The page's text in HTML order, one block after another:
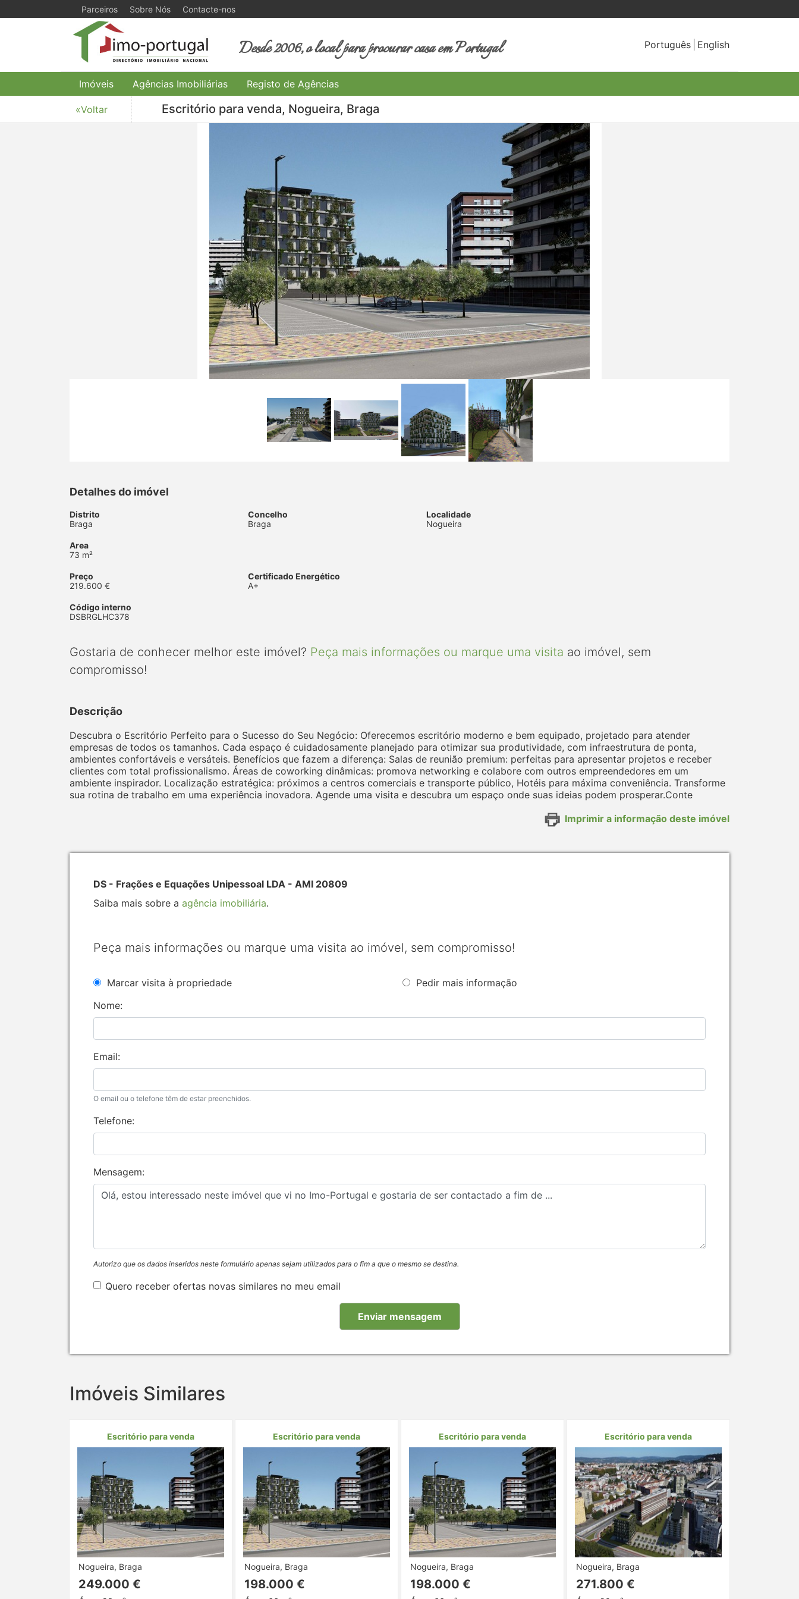
Parceiros Sobre Nós Contacte-nos
Desde 2006, o local para procurar casa em Portugal Português English
Imóveis Agências Imobiliárias Registo de Agências
«Voltar Escritório para venda, Nogueira, Braga
Detalhes do imóvel
Distrito
Braga
Concelho
Braga
Localidade
Nogueira
Area
73 m²
Preço
219.600 €
Certificado Energético
A+
Código interno
DSBRGLHC378
Gostaria de conhecer melhor este imóvel? Peça mais informações ou marque uma visita ao imóvel, sem
compromisso!
Descrição
Descubra o Escritório Perfeito para o Sucesso do Seu Negócio: Oferecemos escritório moderno e bem equipado, projetado para atender
empresas de todos os tamanhos. Cada espaço é cuidadosamente planejado para otimizar sua produtividade, com infraestrutura de ponta,
ambientes confortáveis e versáteis. Benefícios que fazem a diferença: Salas de reunião premium: perfeitas para apresentar projetos e receber
clientes com total profissionalismo. Áreas de coworking dinâmicas: promova networking e colabore com outros empreendedores em um
ambiente inspirador. Localização estratégica: próximos a centros comerciais e transporte público, Hotéis para máxima conveniência. Transforme
sua rotina de trabalho em uma experiência inovadora. Agende uma visita e descubra um espaço onde suas ideias podem prosperar.Conte
Imprimir a informação deste imóvel
DS - Frações e Equações Unipessoal LDA - AMI 20809
Saiba mais sobre a agência imobiliária.
Peça mais informações ou marque uma visita ao imóvel, sem compromisso!
Marcar visita à propriedade
Pedir mais informação
Nome:
Email:
O email ou o telefone têm de estar preenchidos.
Telefone:
Mensagem:
Autorizo que os dados inseridos neste formulário apenas sejam utilizados para o fim a que o mesmo se destina.
Quero receber ofertas novas similares no meu email
Imóveis Similares
Escritório para venda
Nogueira, Braga
249.000 €
Escritório para venda
Nogueira, Braga
198.000 €
Escritório para venda
Nogueira, Braga
198.000 €
Escritório para venda
Nogueira, Braga
271.800 €